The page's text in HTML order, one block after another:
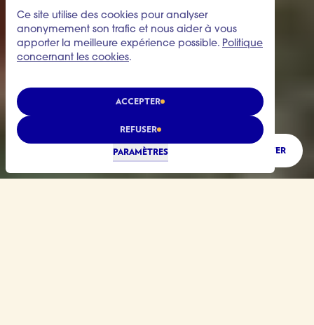
Ce site utilise des cookies pour analyser
anonymement son trafic et nous aider à vous
apporter la meilleure expérience possible. Politique
concernant les cookies.
ACCEPTER
REFUSER
PARAMÈTRES ÉCOUTER